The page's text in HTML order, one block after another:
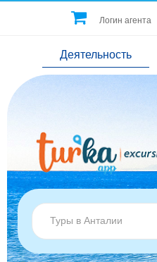
Логин агента
Деятельность